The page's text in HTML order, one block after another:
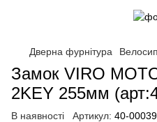
Дверна фурнітура
Замок VIRO
2KEY 255мм
В наявності Артикул: 40-